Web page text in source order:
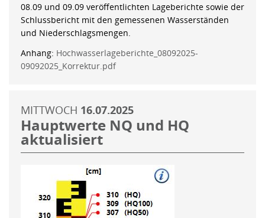
08.09 und 09.09 veröffentlichten Lageberichte sowie der
Schlussbericht mit den gemessenen Wasserständen
und Niederschlagsmengen.
Anhang: Hochwasserlageberichte_08092025-
09092025_Korrektur.pdf
MITTWOCH 16.07.2025
Hauptwerte NQ und HQ
aktualisiert